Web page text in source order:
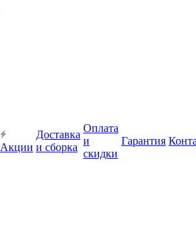
Акции
Доставка
и сборка
Оплата
и
скидки
Гарантия